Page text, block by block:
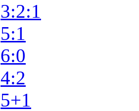
3:2:1
5:1
6:0
4:2
5+1